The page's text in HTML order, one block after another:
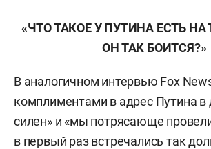
«ЧТО ТАКОЕ У ПУТИНА ЕСТЬ
ОН ТАК БОИТСЯ?»
В аналогичном интервью Fox
комплиментами в адрес Путина в
силен» и «мы потрясающе
в первый раз встречались так